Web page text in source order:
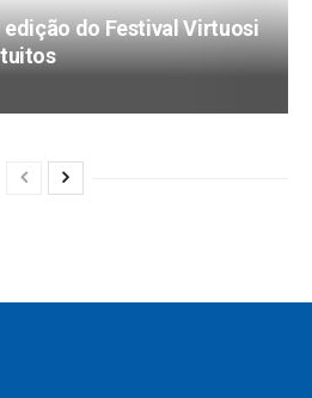
edição do Festival Virtuosi